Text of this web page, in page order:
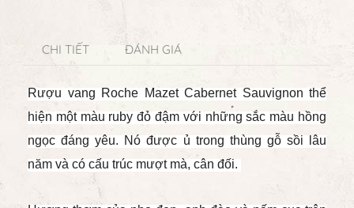
CHI TIẾT ĐÁNH GIÁ
Rượu vang Roche Mazet Cabernet Sauvignon thể
hiện một màu ruby đỏ đậm với những sắc màu hồng
ngọc đáng yêu. Nó được ủ trong thùng gỗsồi lâu
năm và có cấu trúc mượt mà, cân đối.